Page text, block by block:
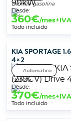
Híbrido gasolina
Desde:
360€/mes+IVA
Todo incluido
KIA SPORTAGE
4×2
Automático
Híbrido
Desde:
370€/mes+IVA
Todo incluido